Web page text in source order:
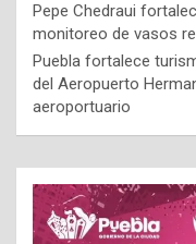
Pepe Chedraui
monitoreo de vasos
Puebla fortalece
del Aeropuerto
aeroportuario